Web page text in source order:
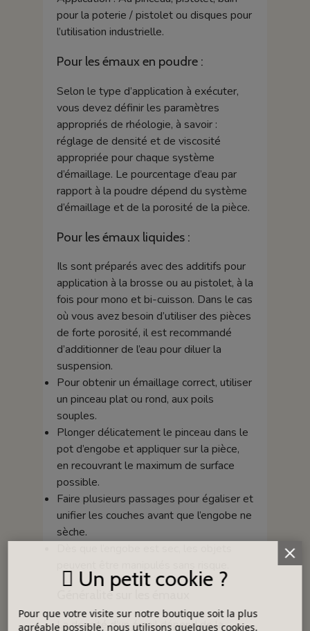
pour la poterie / pistolet ou disques pour
l’utilisation industrielle.
Pour les émaux en poudre :
Selon le type d’application à exécuter,
vous devez définir les paramètres
appropriés de rhéologie, à savoir :
réglage de densité et de viscosité
appropriée pour chaque système
d’émaillage. Le pourcentage d’eau par
rapport à la poudre dépend du système
d’émaillage et de la porosité de la pièce.
Pour les émaux liquides :
Ils sont préparés avec des additifs pour
application à la brosse ou au pistolet, à la
fois pour mono et bi-cuisson. Dans le cas
où vous avez besoin d’utiliser des pièces
de forte porosité, il est recommandé
d’additionner de l’eau pour diluer la
suspension.
Pour obtenir un émaillage correct, utiliser
un pinceau plat ou rond, aux poils
souples.
Plonger délicatement le pinceau dans le
pot d’engobe et appliquer sur la pièce,
en recouvrant le maximum de surface
possible.
Faire plusieurs passages pour égaliser et
unifier les couches avant que l’engobe ne
sèche.
Généralité sur les émaux
La densité d’un émail dépend de la
Un petit cookie ?
Pour que votre visite sur notre boutique soit la plus
agréable possible, nous utilisons quelques cookies.